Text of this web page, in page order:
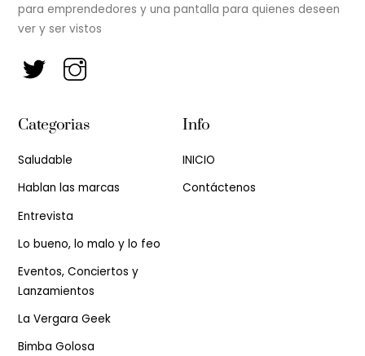
para emprendedores y una pantalla para quienes deseen
ver y ser vistos
Categorias
Saludable
Hablan las marcas
Entrevista
Lo bueno, lo malo y lo feo
Eventos, Conciertos y
Lanzamientos
La Vergara Geek
Bimba Golosa
Info
INICIO
Contáctenos